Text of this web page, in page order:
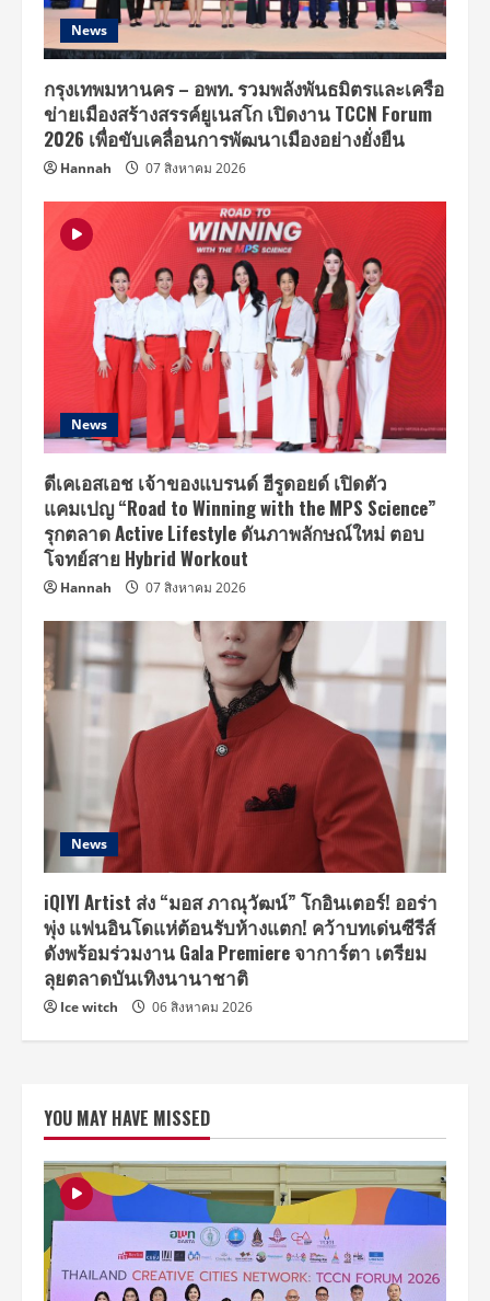
News
กรุงเทพมหานคร – อพท. รวมพลังพันธมิตรและเครือ
ข่ายเมืองสร้างสรรค์ยูเนสโก เปิดงาน TCCN Forum
2026 เพื่อขับเคลื่อนการพัฒนาเมืองอย่างยั่งยืน
Hannah 07 สิงหาคม 2026
News
ดีเคเอสเอช เจ้าของแบรนด์ ฮีรูดอยด์ เปิดตัว
แคมเปญ “Road to Winning with the MPS Science”
รุกตลาด Active Lifestyle ดันภาพลักษณ์ใหม่ ตอบ
โจทย์สาย Hybrid Workout
Hannah 07 สิงหาคม 2026
News
iQIYI Artist ส่ง “มอส ภาณุวัฒน์” โกอินเตอร์! ออร่า
พุ่ง แฟนอินโดแห่ต้อนรับห้างแตก! คว้าบทเด่นซีรีส์
ดังพร้อมร่วมงาน Gala Premiere จาการ์ตา เตรียม
ลุยตลาดบันเทิงนานาชาติ
Ice witch 06 สิงหาคม 2026
YOU MAY HAVE MISSED